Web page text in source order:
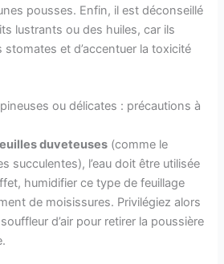
pousses. Enfin, il est déconseillé
lustrants ou des huiles, car ils
stomates et d’accentuer la toxicité
ou délicates : précautions à
duveteuses (comme le
succulentes), l’eau doit être utilisée
humidifier ce type de feuillage
de moisissures. Privilégiez alors
d’air pour retirer la poussière